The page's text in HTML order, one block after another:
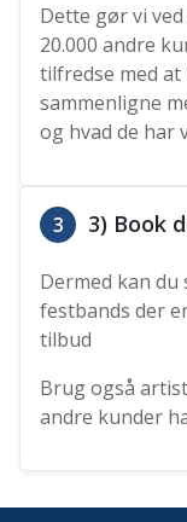
Dette gør vi
20.000 andre
tilfredse med
sammenligne
og hvad de har
3 3) Book
Dermed kan
festbands der
tilbud
Brug også
andre kunder